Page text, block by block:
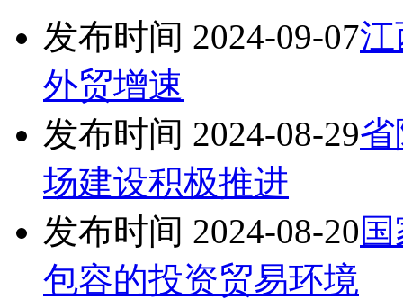
发布时间 2024-09-07江
外贸增速
发布时间 2024-08-29
场建设积极推进
发布时间 2024-08-20
包容的投资贸易环境